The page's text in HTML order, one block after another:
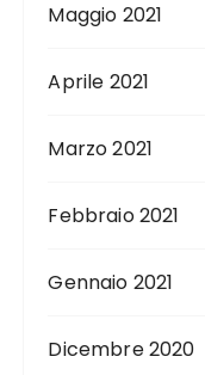
Maggio 2021
Aprile 2021
Marzo 2021
Febbraio 2021
Gennaio 2021
Dicembre 2020